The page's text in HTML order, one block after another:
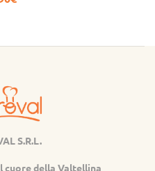
S.R.L.
della Valtellina